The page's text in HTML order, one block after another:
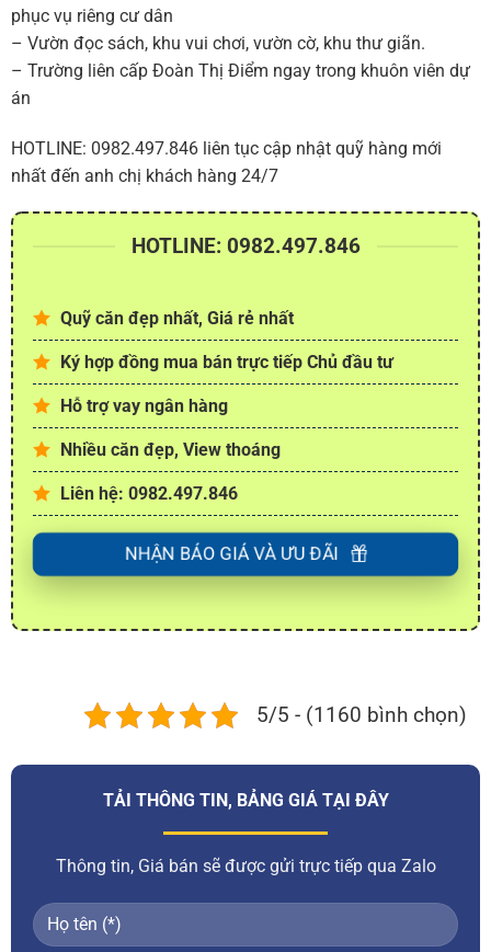
phục vụ riêng cư dân
– Vườn đọc sách, khu vui chơi, vườn cờ, khu thư giãn.
– Trường liên cấp Đoàn Thị Điểm ngay trong khuôn viên dự
án
HOTLINE: 0982.497.846 liên tục cập nhật quỹ hàng mới
nhất đến anh chị khách hàng 24/7
HOTLINE: 0982.497.846
Quỹ căn đẹp nhất, Giá rẻ nhất
Ký hợp đồng mua bán trực tiếp Chủ đầu tư
Hỗ trợ vay ngân hàng
Nhiều căn đẹp, View thoáng
Liên hệ: 0982.497.846
NHẬN BÁO GIÁ VÀ ƯU ĐÃI
5/5 - (1160 bình chọn)
TẢI THÔNG TIN, BẢNG GIÁ TẠI ĐÂY
Thông tin, Giá bán sẽ được gửi trực tiếp qua Zalo